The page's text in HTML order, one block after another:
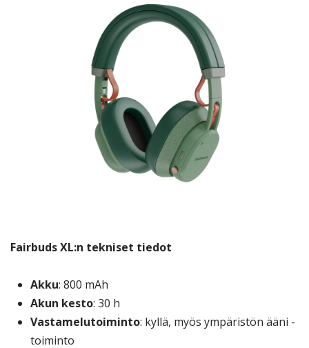
Fairbuds XL:n tekniset tiedot
Akku: 800 mAh
Akun kesto: 30 h
Vastamelutoiminto: kyllä, myös ympäristön ääni -
toiminto